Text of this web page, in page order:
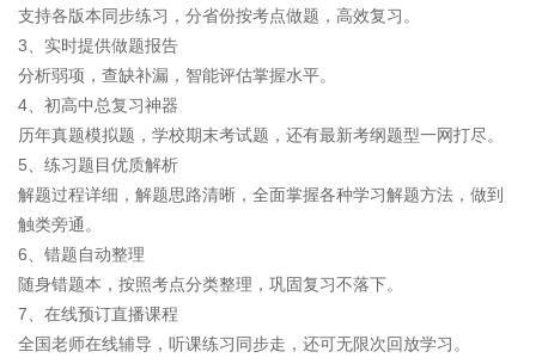
支持各版本同步练习，分省份按考点做题，高效复习。
3、实时提供做题报告
分析弱项，查缺补漏，智能评估掌握水平。
4、初高中总复习神器
历年真题模拟题，学校期末考试题，还有最新考纲题型一网打尽。
5、练习题目优质解析
解题过程详细，解题思路清晰，全面掌握各种学习解题方法，做到
触类旁通。
6、错题自动整理
随身错题本，按照考点分类整理，巩固复习不落下。
7、在线预订直播课程
全国老师在线辅导，听课练习同步走，还可无限次回放学习。